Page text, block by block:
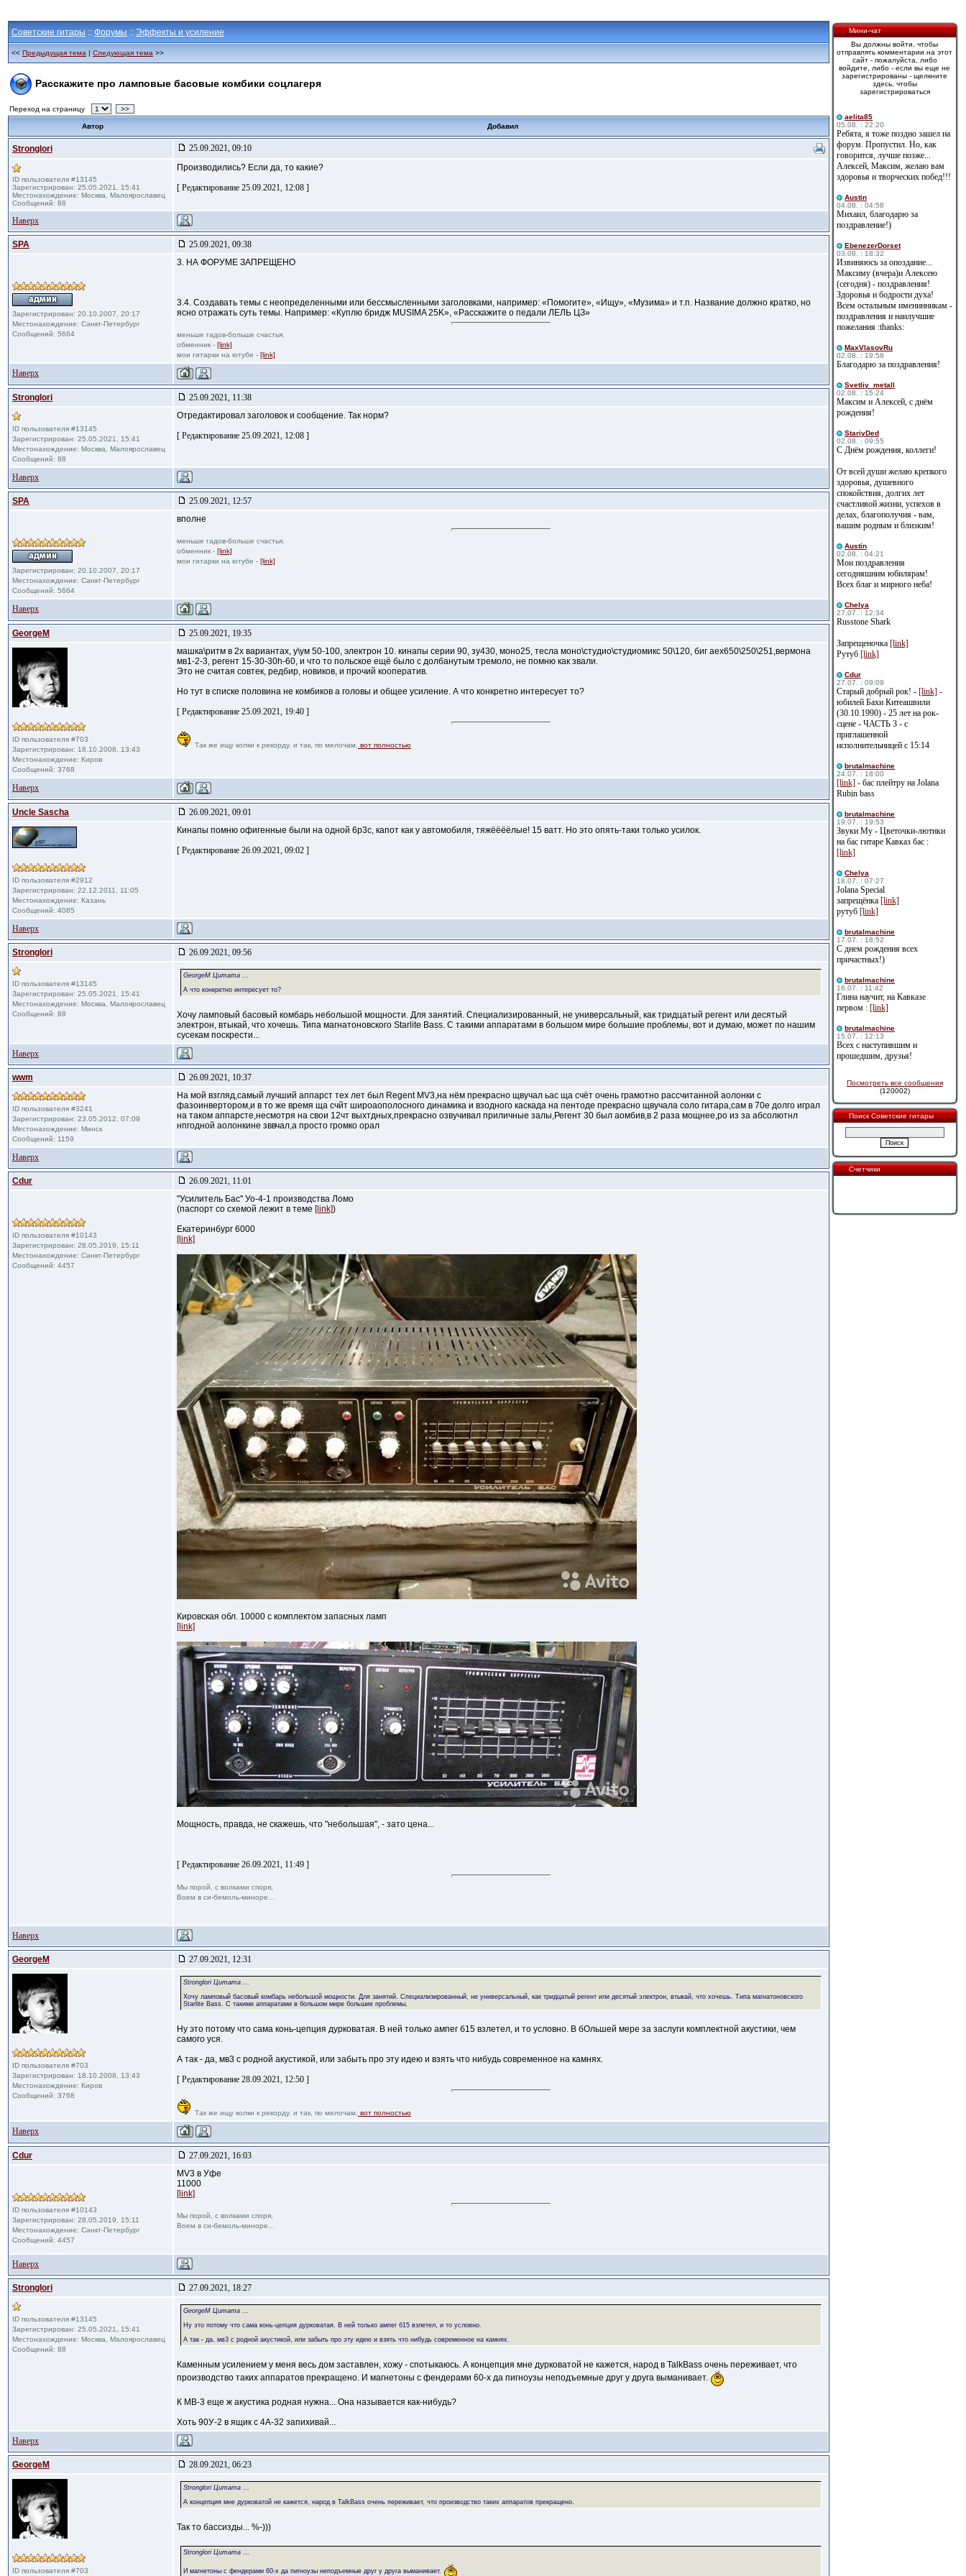
Советские гитары :: Форумы :: Эффекты и усиление
<< Предыдущая тема | Следующая тема >>
Расскажите про ламповые басовые комбики соцлагеря
Переход на страницу >>
Автор Добавил
Stronglori 25.09.2021, 09:10
ID пользователя #13145
Зарегистрирован: 25.05.2021, 15:41
Местонахождение: Москва, Малоярославец
Сообщений: 88
Производились? Если да, то какие?
[ Редактирование 25.09.2021, 12:08 ]
Наверх
SPA 25.09.2021, 09:38
Зарегистрирован: 20.10.2007, 20:17
Местонахождение: Санкт-Петербург
Сообщений: 5664
3. НА ФОРУМЕ ЗАПРЕЩЕНО
3.4. Создавать темы с неопределенными или бессмысленными заголовками, например: «Помогите», «Ищу», «Музима» и т.п. Название должно кратко, но
ясно отражать суть темы. Например: «Куплю бридж MUSIMA 25K», «Расскажите о педали ЛЕЛЬ ЦЗ»
меньше гадов-больше счастья.
обменник - [link]
мои гитарки на ютубе - [link]
Наверх
Stronglori 25.09.2021, 11:38
ID пользователя #13145
Зарегистрирован: 25.05.2021, 15:41
Местонахождение: Москва, Малоярославец
Сообщений: 88
Отредактировал заголовок и сообщение. Так норм?
[ Редактирование 25.09.2021, 12:08 ]
Наверх
SPA 25.09.2021, 12:57
Зарегистрирован: 20.10.2007, 20:17
Местонахождение: Санкт-Петербург
Сообщений: 5664
вполне
меньше гадов-больше счастья.
обменник - [link]
мои гитарки на ютубе - [link]
Наверх
GeorgeM 25.09.2021, 19:35
ID пользователя #703
Зарегистрирован: 18.10.2008, 13:43
Местонахождение: Киров
Сообщений: 3768
машка\ритм в 2х вариантах, у\ум 50-100, электрон 10. кинапы серии 90, зу430, моно25, тесла моно\студио\студиомикс 50\120, биг аех650\250\251,вермона
мв1-2-3, регент 15-30-30h-60, и что то польское ещё было с долбанутым тремоло, не помню как звали.
Это не считая совтек, редбир, новиков, и прочий кооператив.
Но тут в списке половина не комбиков а головы и общее усиление. А что конкретно интересует то?
[ Редактирование 25.09.2021, 19:40 ]
Так же ищу колки к рекорду. и так, по мелочам, вот полностью
Наверх
Uncle Sascha 26.09.2021, 09:01
ID пользователя #2912
Зарегистрирован: 22.12.2011, 11:05
Местонахождение: Казань
Сообщений: 4085
Кинапы помню офигенные были на одной 6р3с, капот как у автомобиля, тяжёёёёлые! 15 ватт. Но это опять-таки только усилок.
[ Редактирование 26.09.2021, 09:02 ]
Наверх
Stronglori 26.09.2021, 09:56
ID пользователя #13145
Зарегистрирован: 25.05.2021, 15:41
Местонахождение: Москва, Малоярославец
Сообщений: 88
GeorgeM Цитата ...
А что конкретно интересует то?
Хочу ламповый басовый комбарь небольшой мощности. Для занятий. Специализированный, не универсальный, как тридцатый регент или десятый
электрон, втыкай, что хочешь. Типа магнатоновского Starlite Bass. С такими аппаратами в большом мире большие проблемы, вот и думаю, может по нашим
сусекам поскрести...
Наверх
wwm 26.09.2021, 10:37
ID пользователя #3241
Зарегистрирован: 23.05.2012, 07:09
Местонахождение: Mинск
Сообщений: 1159
На мой взгляд,самый лучший аппарст тех лет был Regent MV3,на нём прекрасно щвучал ьас ща счёт очень грамотно рассчитанной аолонки с
фазоинвертором,и в то же время ща счйт широаополосного динамика и взодного каскада на пентоде прекрасно щвучала соло гитара,сам в 70е долго играл
на таком аппарсте,несмотря на свои 12чт выхтдных,прекрасно озвучивал приличные залы,Регент 30 был аомбив,в 2 раза мощнее,ро из за абсолютнл
нпгодной аолонкине зввчал,а просто громко орал
Наверх
Cdur 26.09.2021, 11:01
ID пользователя #10143
Зарегистрирован: 28.05.2019, 15:11
Местонахождение: Санкт-Петербург
Сообщений: 4457
"Усилитель Бас" Уо-4-1 производства Ломо
(паспорт со схемой лежит в теме [link])
Екатеринбург 6000
[link]
Кировская обл. 10000 с комплектом запасных ламп
[link]
Мощность, правда, не скажешь, что "небольшая", - зато цена...
[ Редактирование 26.09.2021, 11:49 ]
Мы порой, с волками споря,
Воем в си-бемоль-миноре...
Наверх
GeorgeM 27.09.2021, 12:31
ID пользователя #703
Зарегистрирован: 18.10.2008, 13:43
Местонахождение: Киров
Сообщений: 3768
Stronglori Цитата ...
Хочу ламповый басовый комбарь небольшой мощности. Для занятий. Специализированный, не универсальный, как тридцатый регент или десятый электрон, втыкай, что хочешь. Типа магнатоновского
Starlite Bass. С такими аппаратами в большом мире большие проблемы,
Ну это потому что сама конь-цепция дурковатая. В ней только ампег б15 взлетел, и то условно. В бОльшей мере за заслуги комплектной акустики, чем
самого уся.
А так - да, мв3 с родной акустикой, или забыть про эту идею и взять что нибудь современное на камнях.
[ Редактирование 28.09.2021, 12:50 ]
Так же ищу колки к рекорду. и так, по мелочам, вот полностью
Наверх
Cdur 27.09.2021, 16:03
ID пользователя #10143
Зарегистрирован: 28.05.2019, 15:11
Местонахождение: Санкт-Петербург
Сообщений: 4457
MV3 в Уфе
11000
[link]
Мы порой, с волками споря,
Воем в си-бемоль-миноре...
Наверх
Stronglori 27.09.2021, 18:27
ID пользователя #13145
Зарегистрирован: 25.05.2021, 15:41
Местонахождение: Москва, Малоярославец
Сообщений: 88
GeorgeM Цитата ...
Ну это потому что сама конь-цепция дурковатая. В ней только ампег б15 взлетел, и то условно.
А так - да, мв3 с родной акустикой, или забыть про эту идею и взять что нибудь современное на камнях.
Каменным усилением у меня весь дом заставлен, хожу - спотыкаюсь. А концепция мне дурковатой не кажется, народ в TalkBass очень переживает, что
производство таких аппаратов прекращено. И магнетоны с фендерами 60-х да пигноузы неподъемные друг у друга выманивает.
К МВ-3 еще ж акустика родная нужна... Она называется как-нибудь?
Хоть 90У-2 в ящик с 4А-32 запихивай...
Наверх
GeorgeM 28.09.2021, 06:23
ID пользователя #703
Stronglori Цитата ...
А концепция мне дурковатой не кажется, народ в TalkBass очень переживает, что производство таких аппаратов прекращено.
Так то бассизды... %-)))
Stronglori Цитата ...
И магнетоны с фендерами 60-х да пигноузы неподъемные друг у друга выманивает.
Мини-чат
Вы должны войти, чтобы
отправлять комментарии на этот
сайт - пожалуйста, либо
войдите, либо - если вы еще не
зарегистрированы - щелкните
здесь, чтобы
зарегистрироваться
aelita85
05.08. : 22:20
Ребята, я тоже поздно зашел на
форум. Пропустил. Но, как
говорится, лучше позже...
Алексей, Максим, желаю вам
здоровья и творческих побед!!!
Austin
04.08. : 04:58
Михаил, благодарю за
поздравление!)
EbenezerDorset
03.08. : 18:32
Извиняюсь за опоздание...
Максиму (вчера)и Алексею
(сегодня) - поздравления!
Здоровья и бодрости духа!
Всем остальным именинникам -
поздравления и наилучшие
пожелания :thanks:
MaxVlasovRu
02.08. : 19:58
Благодарю за поздравления!
Svetliy_metall
02.08. : 15:24
Максим и Алексей, с днём
рождения!
StariyDed
02.08. : 09:55
С Днём рождения, коллеги!
От всей души желаю крепкого
здоровья, душевного
спокойствия, долгих лет
счастливой жизни, успехов в
делах, благополучия - вам,
вашим родным и близким!
Austin
02.08. : 04:21
Мои поздравления
сегодняшним юбилярам!
Всех благ и мирного неба!
Сhelya
27.07. : 12:34
Russtone Shark
Запрещеночка [link]
Рутуб [link]
Cdur
27.07. : 09:09
Старый добрый рок! - [link] -
юбилей Бахи Китеашвили
(30.10.1990) - 25 лет на рок-
сцене - ЧАСТЬ 3 - с
приглашенной
исполнительницей с 15:14
brutalmachine
24.07. : 18:00
[link] - бас плейтру на Jolana
Rubin bass
brutalmachine
19.07. : 19:53
Звуки Му - Цветочки-лютики
на бас гитаре Кавказ бас :
[link]
Сhelya
18.07. : 07:27
Jolana Special
запрещёнка [link]
рутуб [link]
brutalmachine
17.07. : 18:52
С днем рождения всех
причастных!)
brutalmachine
16.07. : 11:42
Глина научит, на Кавказе
первом : [link]
brutalmachine
15.07. : 12:13
Всех с наступившим и
прошедшим, друзья!
Посмотреть все сообщения
(120002)
Поиск Советские гитары
Счетчики